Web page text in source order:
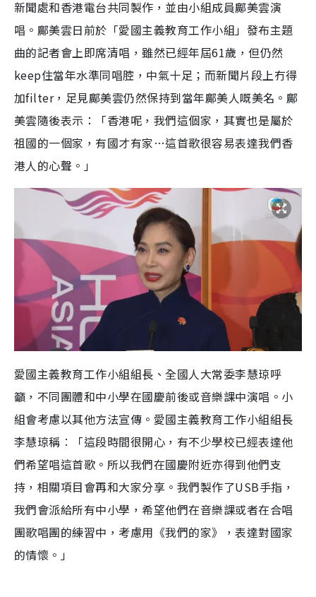
4
2
3
5
a
i
n
i
n
g
T
e
e
新聞處和香港電台共同製作，並由小組成員鄺美雲演
唱。鄺美雲日前於「愛國主義教育工作小組」發布主題
曲的記者會上即席清唱，雖然已經年屆61歲，但仍然
keep住當年水準同唱腔，中氣十足；而新聞片段上冇得
加filter，足見鄺美雲仍然保持到當年鄺美人嘅美名。鄺
美雲隨後表示：「香港呢，我們這個家，其實也是屬於
祖國的一個家，有國才有家…這首歌很容易表達我們香
港人的心聲。」
愛國主義教育工作小組組長、全國人大常委李慧琼呼
籲，不同團體和中小學在國慶前後或音樂課中演唱。小
組會考慮以其他方法宣傳。愛國主義教育工作小組組長
李慧琼稱︰「這段時間很開心，有不少學校已經表達他
們希望唱這首歌。所以我們在國慶附近亦得到他們支
持，相關項目會再和大家分享。我們製作了USB手指，
我們會派給所有中小學，希望他們在音樂課或者在合唱
團歌唱團的練習中，考慮用《我們的家》，表達對國家
的情懷。」